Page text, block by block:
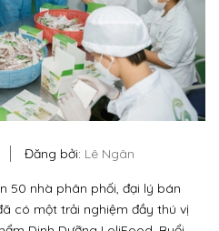
Đăng bởi: Lê Ngân
50 nhà phân phối, đại lý bán
có một trải nghiệm đầy thú vị